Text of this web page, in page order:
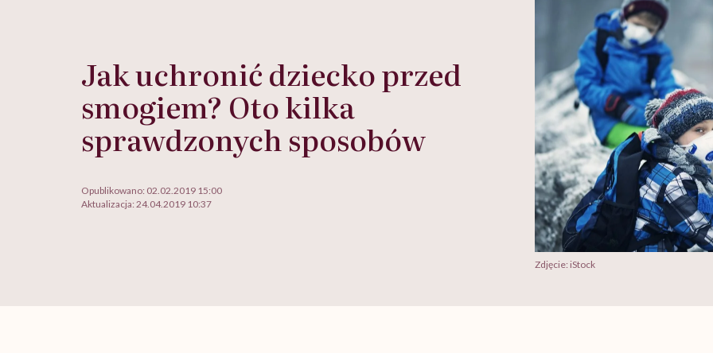
Jak uchronić dziecko przed
smogiem? Oto kilka
sprawdzonych sposobów
Opublikowano: 02.02.2019 15:00
Aktualizacja: 24.04.2019 10:37
Zdjęcie: iStock